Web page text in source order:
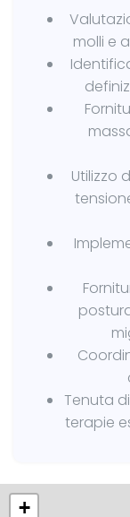
molli e
Utilizzo
Tenuta
terapie
+